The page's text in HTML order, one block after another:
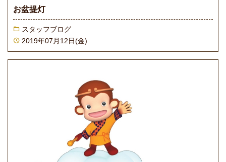
お盆提灯
スタッフブログ
2019年07月12日(金)